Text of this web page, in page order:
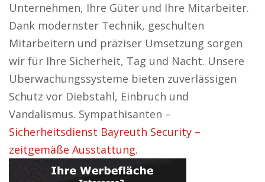
Unternehmen, Ihre Güter und Ihre Mitarbeiter.
Dank modernster Technik, geschulten
Mitarbeitern und präziser Umsetzung sorgen
wir für Ihre Sicherheit, Tag und Nacht. Unsere
Überwachungssysteme bieten zuverlässigen
Schutz vor Diebstahl, Einbruch und
Vandalismus. Sympathisanten –
Sicherheitsdienst Bayreuth Security –
zeitgemäße Ausstattung.